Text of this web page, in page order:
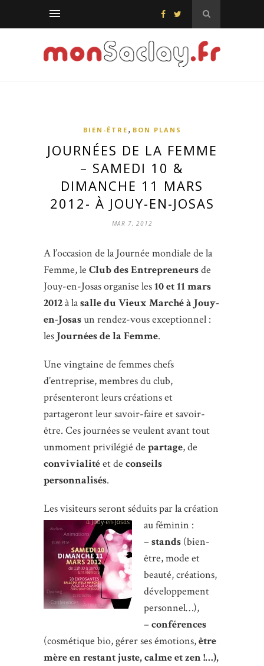
BIEN-ÊTRE , BON PLANS
JOURNÉES DE LA FEMME
– SAMEDI 10 &
DIMANCHE 11 MARS
2012- À JOUY-EN-JOSAS
MAR 7, 2012
A l’occasion de la Journée mondiale de la
Femme, le Club des Entrepreneursde
Jouy-en-Josas organise les10 et 11 mars
2012à lasalle du Vieux Marché à Jouy-
en-Josasun rendez-vous exceptionnel :
les Journées de la Femme.
Une vingtaine de femmes chefs
d’entreprise, membres du club,
présenteront leurs créations et
partageront leur savoir-faire et savoir-
être. Ces journées se veulent avant tout
unmoment privilégié de partage, de
convivialitéet de conseils
personnalisés.
Les visiteurs seront séduits par la création
au féminin :
–stands (bien-
être, mode et
beauté, créations,
développement
personnel…),
–conférences
(cosmétique bio, gérer ses émotions,être
mère en restant juste, calme et zen !…),